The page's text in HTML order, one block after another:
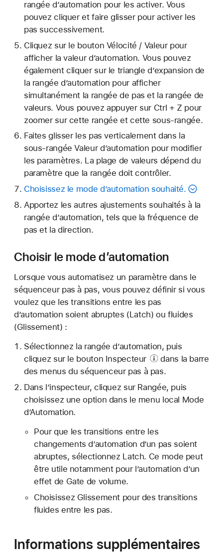
rangée d’automation pour les activer. Vous
pouvez cliquer et faire glisser pour activer les
pas successivement.
Cliquez sur le bouton Vélocité / Valeur pour
afficher la valeur d’automation. Vous pouvez
également cliquer sur le triangle d’expansion de
la rangée d’automation pour afficher
simultanément la rangée de pas et la rangée de
valeurs. Vous pouvez appuyer sur Ctrl + Z pour
zoomer sur cette rangée et cette sous-rangée.
Faites glisser les pas verticalement dans la
sous-rangée Valeur d’automation pour modifier
les paramètres. La plage de valeurs dépend du
paramètre que la rangée doit contrôler.
Choisissez le mode d’automation souhaité.
Apportez les autres ajustements souhaités à la
rangée d’automation, tels que la fréquence de
pas et la direction.
Choisir le mode d’automation
Lorsque vous automatisez un paramètre dans le
séquenceur pas à pas, vous pouvez définir si vous
voulez que les transitions entre les pas
d’automation soient abruptes (Latch) ou fluides
(Glissement) :
Sélectionnez la rangée d’automation, puis
cliquez sur le bouton Inspecteur
dans la barre
des menus du séquenceur pas à pas.
Dans l’inspecteur, cliquez sur Rangée, puis
choisissez une option dans le menu local Mode
d’Automation.
Pour que les transitions entre les
changements d’automation d’un pas soient
abruptes, sélectionnez Latch. Ce mode peut
être utile notamment pour l’automation d’un
effet de Gate de volume.
Choisissez Glissement pour des transitions
fluides entre les pas.
Informations supplémentaires